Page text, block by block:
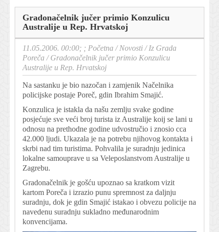
Gradonačelnik jučer primio Konzulicu
Australije u Rep. Hrvatskoj
11.05.2006. 00:00; ; Početna /Novosti /Iz Grada
Poreča /Gradonačelnik jučer primio Konzulicu
Australije u Rep. Hrvatskoj
Na sastanku je bio nazočan i zamjenik Načelnika
policijske postaje Poreč, gdin Ibrahim Smajić.
Konzulica je istakla da našu zemlju svake godine
posjećuje sve veći broj turista iz Australije koij se lani u
odnosu na prethodne godine udvostručio i znosio cca
42.000 ljudi. Ukazala je na potrebu njihovog kontakta i
skrbi nad tim turistima. Pohvalila je suradnju jedinica
lokalne samouprave u sa Veleposlanstvom Australije u
Zagrebu.
Gradonačelnik je gošću upoznao sa kratkom vizit
kartom Poreča i izrazio punu spremnost za daljnju
suradnju, dok je gdin Smajić istakao i obvezu policije na
navedenu suradnju sukladno međunarodnim
konvencijama.